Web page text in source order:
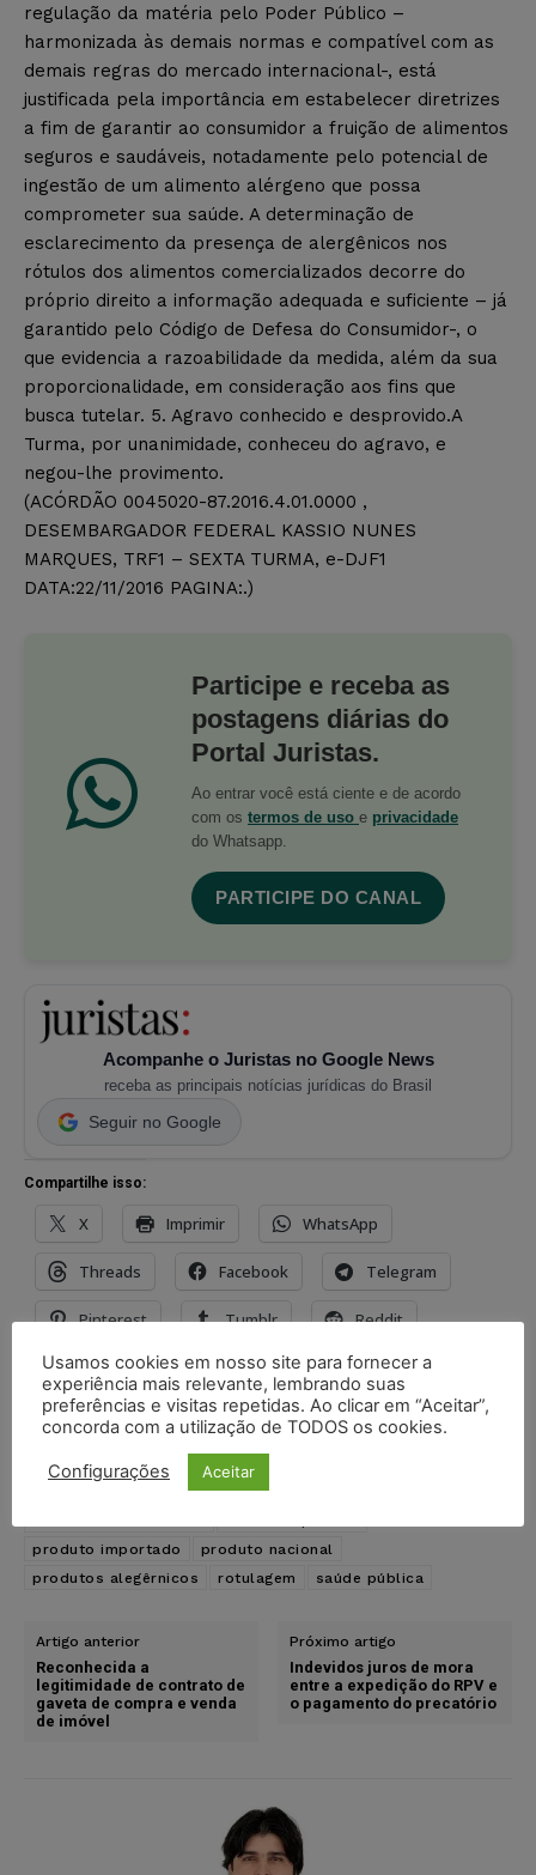
regulação da matéria pelo Poder Público –
harmonizada às demais normas e compatível com as
demais regras do mercado internacional-, está
justificada pela importância em estabelecer diretrizes
a fim de garantir ao consumidor a fruição de alimentos
seguros e saudáveis, notadamente pelo potencial de
ingestão de um alimento alérgeno que possa
comprometer sua saúde. A determinação de
esclarecimento da presença de alergênicos nos
rótulos dos alimentos comercializados decorre do
próprio direito a informação adequada e suficiente – já
garantido pelo Código de Defesa do Consumidor-, o
que evidencia a razoabilidade da medida, além da sua
proporcionalidade, em consideração aos fins que
busca tutelar. 5. Agravo conhecido e desprovido.A
Turma, por unanimidade, conheceu do agravo, e
negou-lhe provimento.
(ACÓRDÃO 0045020-87.2016.4.01.0000 ,
DESEMBARGADOR FEDERAL KASSIO NUNES
MARQUES, TRF1 – SEXTA TURMA, e-DJF1
DATA:22/11/2016 PAGINA:.)
Participe e receba as
postagens diárias do
Portal Juristas.
Ao entrar você está ciente e de acordo
com os termos de uso e privacidade
do Whatsapp.
PARTICIPE DO CANAL
Acompanhe o Juristas no Google News
receba as principais notícias jurídicas do Brasil
Seguir no Google
Compartilhe isso:
X Imprimir WhatsApp
Threads Facebook Telegram
Pinterest Tumblr Reddit
Nextdoor E-mail Mastodon
LinkedIn
agravo de instrumento
produto importado
produto nacional
produtos alegêrnicos
rotulagem saúde pública
Artigo anterior
Reconhecida a
legitimidade de contrato de
gaveta de compra e venda
de imóvel
Próximo artigo
Indevidos juros de mora
entre a expedição do RPV e
o pagamento do precatório
Usamos cookies em nosso site para fornecer a
experiência mais relevante, lembrando suas
preferências e visitas repetidas. Ao clicar em “Aceitar”,
concorda com a utilização de TODOS os cookies.
Configurações Aceitar